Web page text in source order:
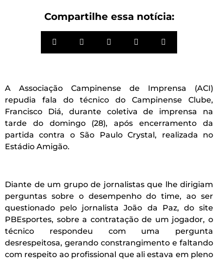
Compartilhe essa notícia:
A Associação Campinense de Imprensa (ACI)
repudia fala do técnico do Campinense Clube,
Francisco Diá, durante coletiva de imprensa na
tarde do domingo (28), após encerramento da
partida contra o São Paulo Crystal, realizada no
Estádio Amigão.
Diante de um grupo de jornalistas que lhe dirigiam
perguntas sobre o desempenho do time, ao ser
questionado pelo jornalista João da Paz, do site
PBEsportes, sobre a contratação de um jogador, o
técnico respondeu com uma pergunta
desrespeitosa, gerando constrangimento e faltando
com respeito ao profissional que ali estava em pleno